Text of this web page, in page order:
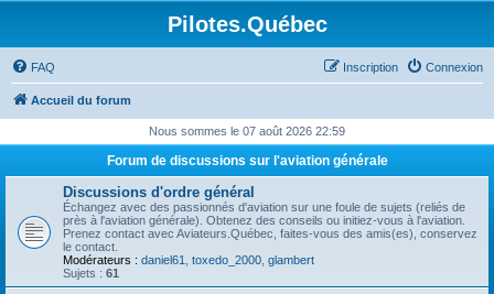
Pilotes.Québec
FAQ Connexion
Inscription
Accueil du forum
Nous sommes le 07 août 2026 22:59
Forum de discussions sur l'aviation générale
Discussions d'ordre général
Échangez avec des passionnés d'aviation sur une foule de sujets (reliés de
près à l'aviation générale). Obtenez des conseils ou initiez-vous à l'aviation.
Prenez contact avec Aviateurs.Québec, faites-vous des amis(es), conservez
le contact.
Modérateurs : daniel61 toxedo_2000 glambert
Sujets : 61